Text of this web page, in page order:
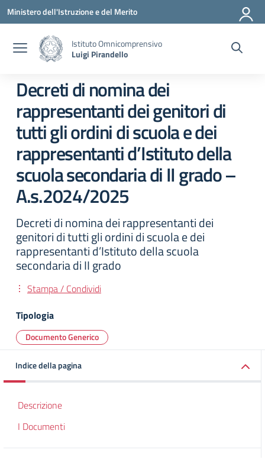
Vai ai contenuti
Vai al menu di navigazione
Vai al footer
Ministero dell'Istruzione e del Merito
Istituto Omnicomprensivo
Luigi Pirandello
Decreti di nomina dei
rappresentanti dei genitori di
tutti gli ordini di scuola e dei
rappresentanti d’Istituto della
scuola secondaria di II grado –
A.s.2024/2025
Decreti di nomina dei rappresentanti dei
genitori di tutti gli ordini di scuola e dei
rappresentanti d’Istituto della scuola
secondaria di II grado
Stampa / Condividi
Tipologia
Documento Generico
Indice della pagina
Descrizione
I Documenti